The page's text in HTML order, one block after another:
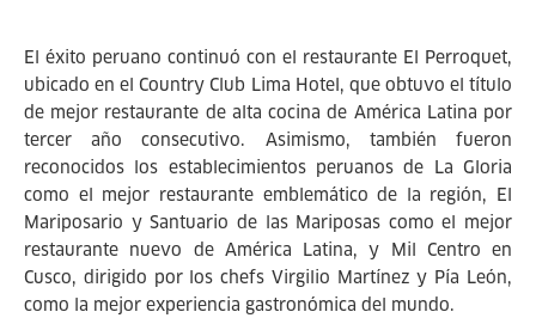
El éxito peruano continuó con el restaurante El Perroquet,
ubicado en el Country Club Lima Hotel, que obtuvo el título
de mejor restaurante de alta cocina de América Latina por
tercer año consecutivo. Asimismo, también fueron
reconocidos los establecimientos peruanos de La Gloria
como el mejor restaurante emblemático de la región, El
Mariposario y Santuario de las Mariposas como el mejor
restaurante nuevo de América Latina, y Mil Centro en
Cusco, dirigido por los chefs Virgilio Martínez y Pía León,
como la mejor experiencia gastronómica del mundo.